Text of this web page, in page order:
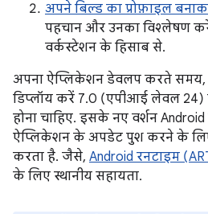
अपने बिल्ड का प्रोफ़ाइल
पहचान और उनका विश्लेषण
वर्कस्टेशन के हिसाब से.
अपना ऐप्लिकेशन डेवलप करते समय,
डिप्लॉय करें 7.0 (एपीआई लेवल 24)
होना चाहिए. इसके नए वर्शन
ऐप्लिकेशन के अपडेट पुश करने के
करता है. जैसे, Android रनटाइम
के लिए स्थानीय सहायता.